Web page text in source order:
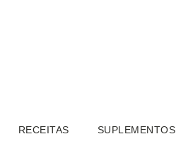
RECEITAS SUPLEMENTOS